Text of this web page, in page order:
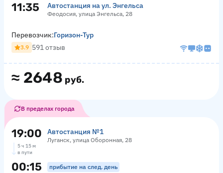
11:35 Автостанция на ул. Энгельса
Феодосия, улица Энгельса, 28
≈ 2648 руб.
Перевозчик:Горизон-Тур
3.9 591 отзыв
В пределах города
19:00 Автостанция №1
Луганск, улица Оборонная, 28
5 ч 15 м
в пути
00:15 прибытие на след. день